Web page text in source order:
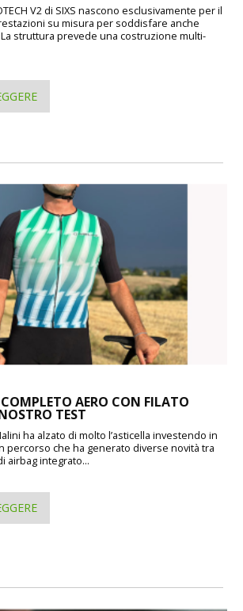
V2 di SIXS nascono esclusivamente per il
su misura per soddisfare anche
struttura prevede una costruzione multi-
AERO CON FILATO
TEST
ha alzato di molto l’asticella investendo in
percorso che ha generato diverse novità tra
airbag integrato...